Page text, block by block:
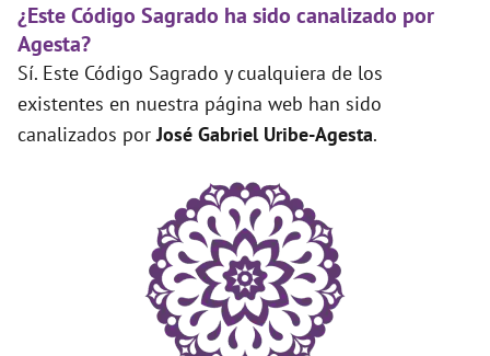
¿Este Código Sagrado ha sido canalizado por
Agesta?
Sí. Este Código Sagrado y cualquiera de los
existentes en nuestra página web han sido
canalizados porJosé Gabriel Uribe-Agesta.